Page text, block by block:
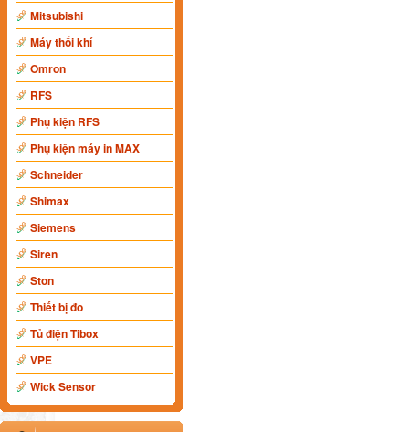
Mitsubishi
Máy thổi khí
Omron
RFS
Phụ kiện RFS
Phụ kiện máy in MAX
Schneider
Shimax
Siemens
Siren
Ston
Thiết bị đo
Tủ điện Tibox
VPE
Wick Sensor